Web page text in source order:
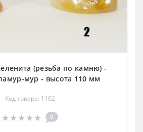
(резьба по камню) -
мур - высота 110 мм
Код товара: 1162
0